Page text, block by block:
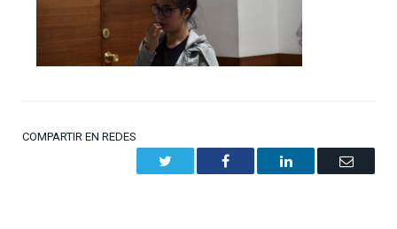
COMPARTIR EN REDES
Facebook LinkedIn Email